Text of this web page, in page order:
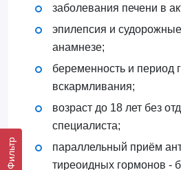
Фильтр
заболевания печени в
эпилепсия и
анамнезе;
беременность и период
вскармливания;
возраст до 18 лет без
специалиста;
параллельный приём
тиреоидных гормонов -